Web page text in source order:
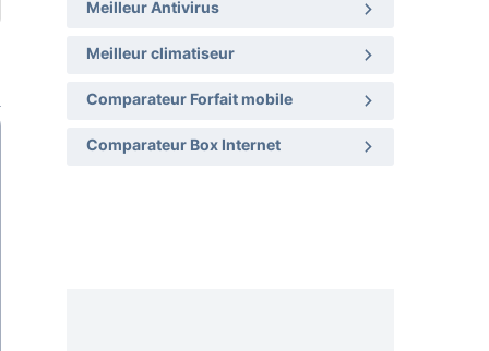
Meilleur Antivirus
Meilleur climatiseur
Comparateur Forfait mobile
Comparateur Box Internet